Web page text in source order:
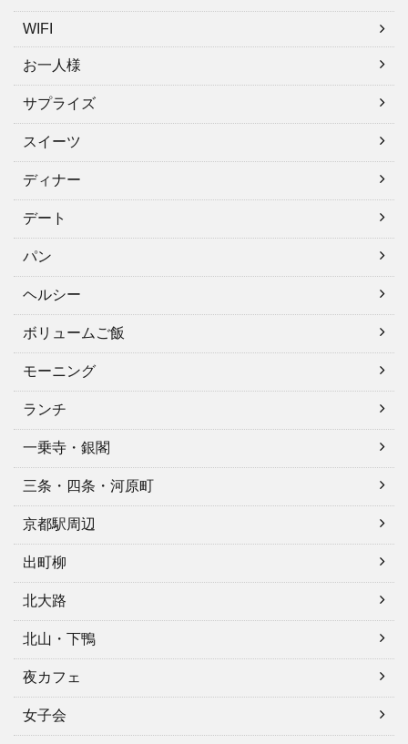
WIFI
お一人様
サプライズ
スイーツ
ディナー
デート
パン
ヘルシー
ボリュームご飯
モーニング
ランチ
一乗寺・銀閣
三条・四条・河原町
京都駅周辺
出町柳
北大路
北山・下鴨
夜カフェ
女子会